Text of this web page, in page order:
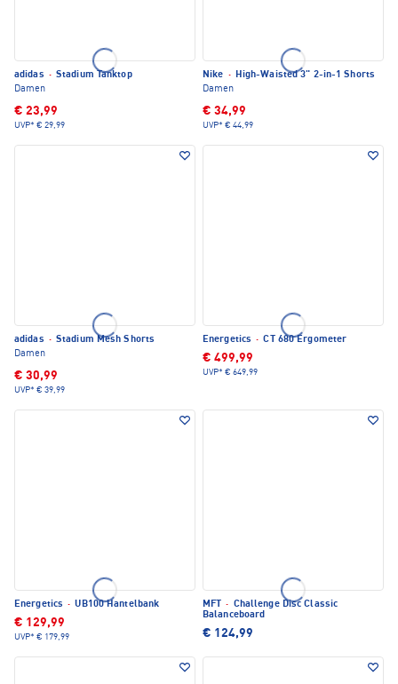
adidas · Stadium Tanktop
Damen
€ 23,99
UVP* € 29,99
Nike · High-Waisted 3" 2-in-1 Shorts
Damen
€ 34,99
UVP* € 44,99
adidas · Stadium Mesh Shorts
Damen
€ 30,99
UVP* € 39,99
Energetics · CT 680 Ergometer
€ 499,99
UVP* € 649,99
Energetics · UB100 Hantelbank
€ 129,99
UVP* € 179,99
MFT · Challenge Disc Classic
Balanceboard
€ 124,99